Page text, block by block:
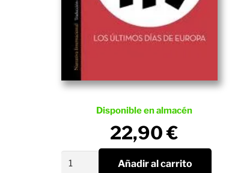
Disponible en almacén
22,90€
M.
Añadir al carrito